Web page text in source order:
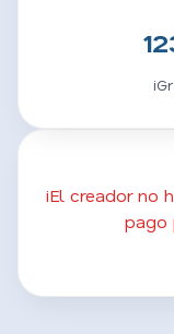
¡El creador no
pago